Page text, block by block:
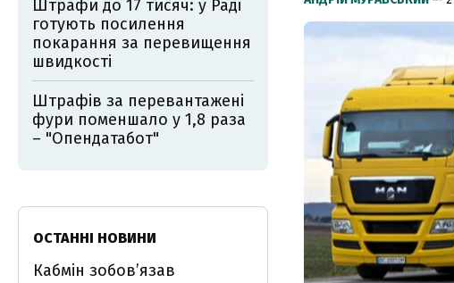
Штрафи до 17 тисяч: у Раді
готують посилення
покарання за перевищення
швидкості
Штрафів за перевантажені
фури поменшало у 1,8 раза
– "Опендатабот"
ОСТАННІ НОВИНИ
Кабмін зобовʼязав